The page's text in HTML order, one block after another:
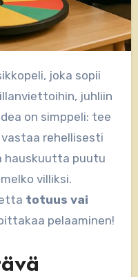
juhliin
on simppeli: tee
rehellisesti
hauskuutta puutu
villiksi.
totuus vai
pelaaminen!